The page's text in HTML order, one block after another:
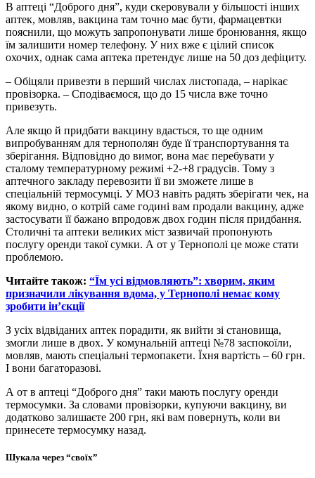
В аптеці “Доброго дня”, куди скеровували у більшості інших
аптек, мовляв, вакцина там точно має бути, фармацевтки
пояснили, що можуть запропонувати лише бронювання, якщо
їм залишити номер телефону. У них вже є цілий список
охочих, однак сама аптека претендує лише на 50 доз дефіциту.
– Обіцяли привезти в перший числах листопада, – нарікає
провізорка. – Сподіваємося, що до 15 числа вже точно
привезуть.
Але якщо й придбати вакцину вдасться, то ще одним
випробуванням для тернополян буде її транспортування та
зберігання. Відповідно до вимог, вона має перебувати у
сталому температурному режимі +2-+8 градусів. Тому з
аптечного закладу перевозити її ви зможете лише в
спеціальній термосумці. У МОЗ навіть радять зберігати чек, на
якому видно, о котрій саме годині вам продали вакцину, адже
застосувати її бажано впродовж двох годин після придбання.
Столичні та аптеки великих міст зазвичай пропонують
послугу оренди такої сумки. А от у Тернополі це може стати
проблемою.
Читайте також: “Їм усі відмовляють”: хворим, яким
призначили лікування вдома, у Тернополі немає кому
зробити ін’єкції
З усіх відвіданих аптек порадити, як вийти зі становища,
змогли лише в двох. У комунальній аптеці №78 заспокоїли,
мовляв, мають спеціальні термопакети. Їхня вартість – 60 грн.
І вони багаторазові.
А от в аптеці “Доброго дня” таки мають послугу оренди
термосумки. За словами провізорки, купуючи вакцину, ви
додатково залишаєте 200 грн, які вам повернуть, коли ви
принесете термосумку назад.
Шукала через “своїх”